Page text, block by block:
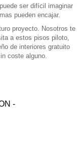
ser difícil imaginar
pueden encajar.
proyecto. Nosotros te
a estos pisos piloto,
de interiores gratuito
coste alguno.
-